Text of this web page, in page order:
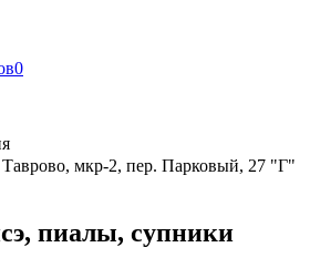
0
Таврово, мкр-2, пер. Парковый, 27 "Г"
пиалы, супники